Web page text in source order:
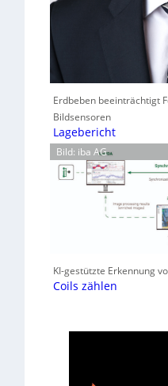
Erdbeben beeinträchtigt
Bildsensoren
Lagebericht
Bild: iba AG
KI-gestützte Erkennung
Coils zählen